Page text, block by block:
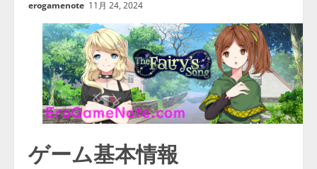
erogamenote 11月 24, 2024
ゲーム基本情報